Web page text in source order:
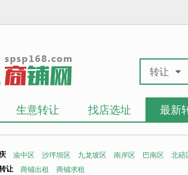
转让
生意转让 找店选址 最新
渝中区 沙坪坝区 九龙坡区 南岸区 巴南区 北碚
让 商铺出租
商铺求租